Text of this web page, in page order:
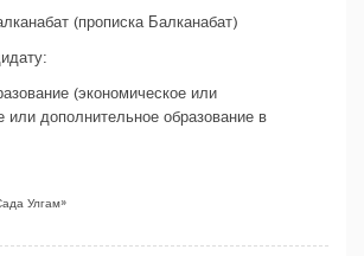
(прописка Балканабат)
(экономическое или
или дополнительное образование в
Улгам»